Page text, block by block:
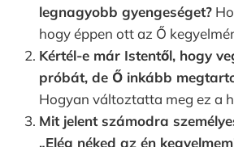
legnagyobb gyengeséget?
hogy éppen ott az Ő
Kértél-e már Istentől, hogy
próbát, de Ő inkább
Hogyan változtatta meg ez a
Mit jelent számodra
„Elég néked az én